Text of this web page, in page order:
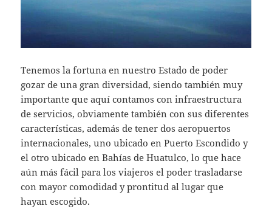
Tenemos la fortuna en nuestro Estado de poder
gozar de una gran diversidad, siendo también muy
importante que aquí contamos con infraestructura
de servicios, obviamente también con sus diferentes
características, además de tener dos aeropuertos
internacionales, uno ubicado en Puerto Escondido y
el otro ubicado en Bahías de Huatulco, lo que hace
aún más fácil para los viajeros el poder trasladarse
con mayor comodidad y prontitud al lugar que
hayan escogido.